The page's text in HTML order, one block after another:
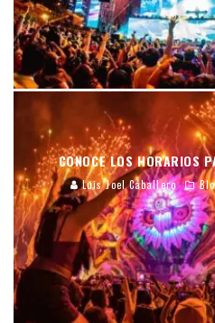
CONOCE LOS HORARIOS
Luis Joel Caballero